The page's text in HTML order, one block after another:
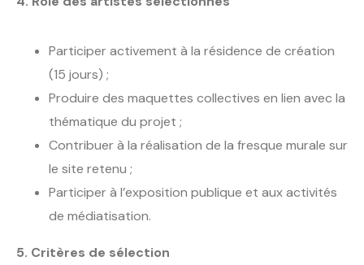
Participer activement à la résidence de création
(15 jours) ;
Produire des maquettes collectives en lien avec la
thématique du projet ;
Contribuer à la réalisation de la fresque murale sur
le site retenu ;
Participer à l’exposition publique et aux activités
de médiatisation.
5. Critères de sélection